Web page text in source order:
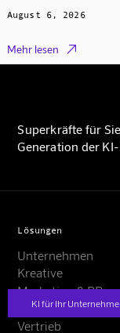
KI für Ihr
Online ·
August 6, 2026
Mehr lesen 
Superkräfte für
Generation der
Lösungen
Unternehmen
Kreative
Marketing & PR
Projektleiter
Vertrieb